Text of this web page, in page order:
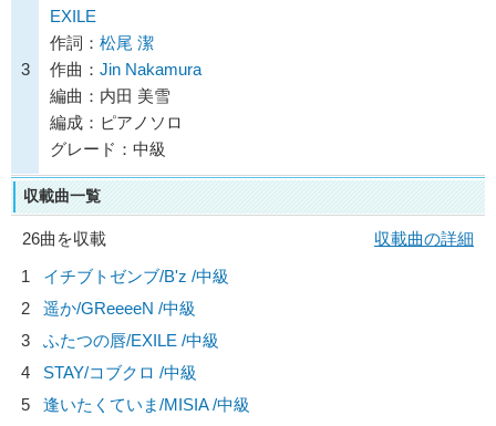
3
EXILE
作詞： 松尾 潔
作曲： Jin Nakamura
編曲：内田 美雪
編成：ピアノソロ
グレード：中級
収載曲一覧
26曲を収載
収載曲の詳細
1
イチブトゼンブ/B'z /中級
2
遥か/GReeeeN /中級
3
ふたつの唇/EXILE /中級
4
STAY/コブクロ /中級
5
逢いたくていま/MISIA/中級